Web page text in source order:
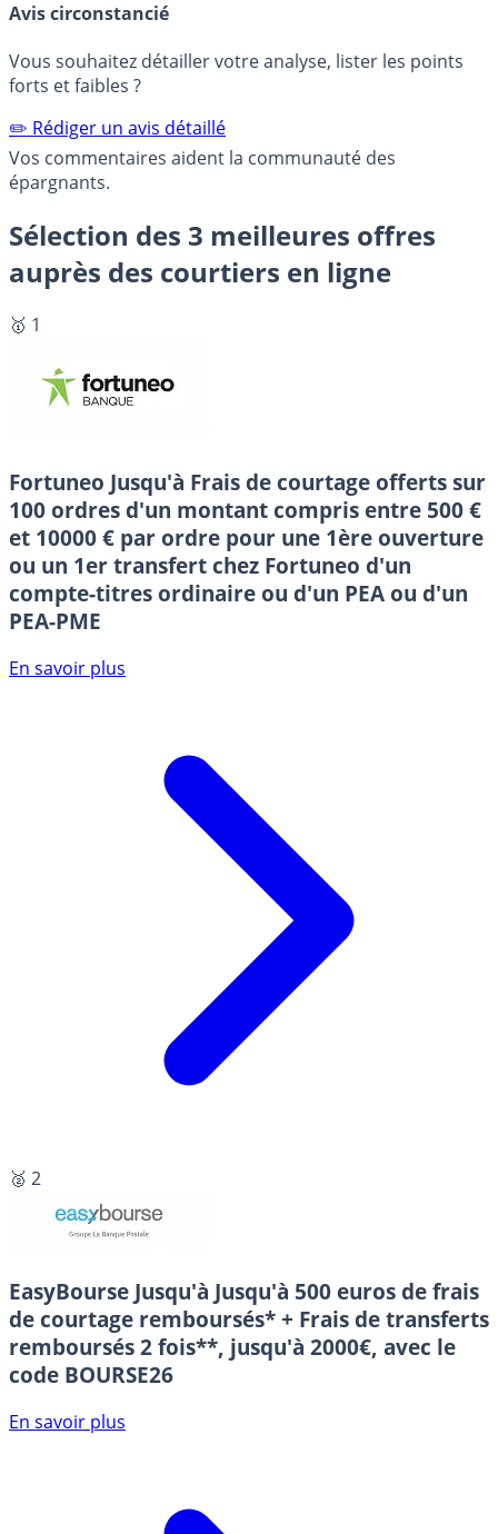
Avis circonstancié
Vous souhaitez détailler votre analyse, lister les points
forts et faibles ?
✏️ Rédiger un avis détaillé
Vos commentaires aident la communauté des
épargnants.
Sélection des 3 meilleures offres
auprès des courtiers en ligne
🥇 1
Fortuneo Jusqu'à Frais de courtage offerts sur
100 ordres d'un montant compris entre 500 €
et 10000 € par ordre pour une 1ère ouverture
ou un 1er transfert chez Fortuneo d'un
compte-titres ordinaire ou d'un PEA ou d'un
PEA-PME
En savoir plus
🥈 2
EasyBourse Jusqu'à Jusqu'à 500 euros de frais
de courtage remboursés* + Frais de transferts
remboursés 2 fois**, jusqu'à 2000€, avec le
code BOURSE26
En savoir plus